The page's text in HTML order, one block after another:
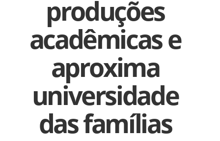
produções
acadêmicas e
aproxima
universidade
das famílias